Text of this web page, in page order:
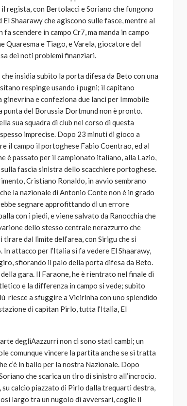
regista, con Bertolacci e Soriano che fungono
Shaarawy che agiscono sulle fasce, mentre al
scendere in campo Cr7, ma manda in campo
Quaresma e Tiago, e Varela, giocatore del
dei noti problemi finanziari.
insidia subito la porta difesa da Beto con una
respinge usando i pugni; il capitano
e confeziona due lanci per Immobile
punta del Borussia Dortmund non è pronto.
sua squadra di club nel corso di questa
imprecise. Dopo 23 minuti di gioco a
il campo il portoghese Fabio Coentrao, ed al
è passato per il campionato italiano, alla Lazio,
fascia sinistra dello scacchiere portoghese.
Cristiano Ronaldo, in avvio sembrano
la nazionale di Antonio Conte non è in grado
segnare approfittando di un errore
con i piedi, e viene salvato da Ranocchia che
dello stesso centrale nerazzurro che
dal limite dell’area, con Sirigu che si
attacco per l’Italia si fa vedere El Shaarawy,
sfiorando il palo della porta difesa da Beto.
gara. Il Faraone, he è rientrato nel finale di
e la differenza in campo si vede; subito
riesce a sfuggire a Vieirinha con uno splendido
di capitan Pirlo, tutta l’Italia, El
degliAazzurri non ci sono stati cambi; un
comunque vincere la partita anche se si tratta
c’è in ballo per la nostra Nazionale. Dopo
che scarica un tiro di sinistro all’incrocio.
calcio piazzato di Pirlo dalla trequarti destra,
largo tra un nugolo di avversari, coglie il